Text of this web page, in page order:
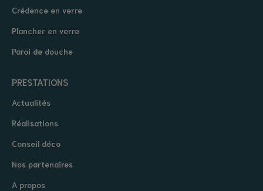
Crédence en verre
Plancher en verre
Paroi de douche
PRESTATIONS
Actualités
Réalisations
Conseil déco
Nos partenaires
A propos